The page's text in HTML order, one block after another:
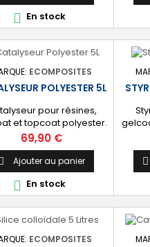
 En stock
ECOMPOSITES
POLYESTER 5L
pour résines,
et topcoat polyester.
de 5L pour 250KG.
Prix
69,90 €
 Ajouter au panier
 En stock

ECOMPOSITES